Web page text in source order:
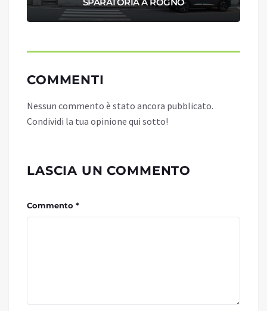
SPARATORIA A ROGNO
COMMENTI
Nessun commento è stato ancora pubblicato.
Condividi la tua opinione qui sotto!
LASCIA UN COMMENTO
Commento *